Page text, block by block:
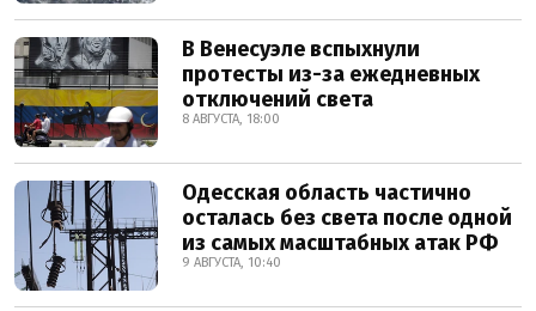
В Венесуэле вспыхнули
протесты из-за ежедневных
отключений света
8 АВГУСТА, 18:00
Одесская область частично
осталась без света после одной
из самых масштабных атак РФ
9 АВГУСТА, 10:40